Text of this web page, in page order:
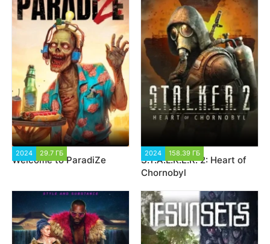
2024 29.7 ГБ
Welcome to ParadiZe
2024 158.39 ГБ
S.T.A.L.K.E.R. 2: Heart of
Chornobyl